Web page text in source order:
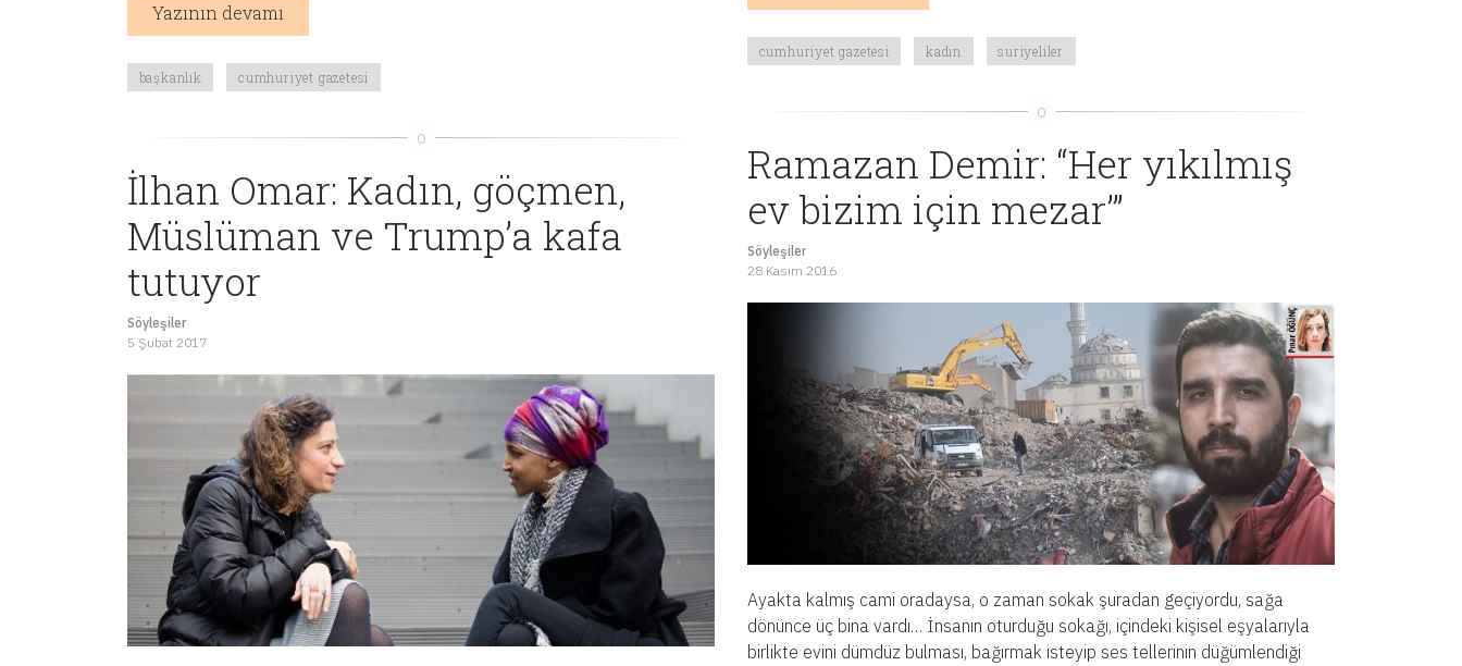
Yazının devamı
başkanlık cumhuriyet gazetesi
İlhan Omar: Kadın, göçmen,
Müslüman ve Trump’a kafa
tutuyor
Söyleşiler
5 Şubat 2017
cumhuriyet gazetesi kadın suriyeliler
Ramazan Demir: “Her yıkılmış
ev bizim için mezar’”
Söyleşiler
28 Kasım 2016
Ayakta kalmış cami oradaysa, o zaman sokak şuradan geçiyordu, sağa
dönünce üç bina vardı… İnsanın oturduğu sokağı, içindeki kişisel eşyalarıyla
birlikte evini dümdüz bulması, bağırmak isteyip ses tellerinin düğümlendiği